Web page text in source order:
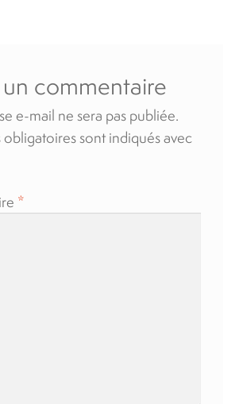
un commentaire
e-mail ne sera pas publiée.
obligatoires sont indiqués avec
*